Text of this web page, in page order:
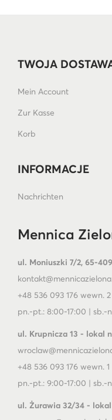
TWOJA
Mein Account
Zur Kasse
Korb
INFORMACJE
Nachrichten
Mennica
ul. Moniuszki 7/2, 65-
+48 536 093 176 wewn. 2
pn.-pt.: 8:00-17:00 | sb.-
ul. Krupnicza 13 - lokal
+48 536 093 176 wewn. 1
pn.-pt.: 9:00-17:00 | sb.-
ul. Żurawia 32/34 -